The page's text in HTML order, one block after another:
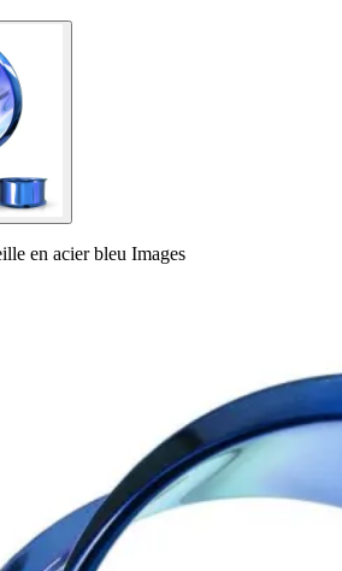
en acier bleu Images